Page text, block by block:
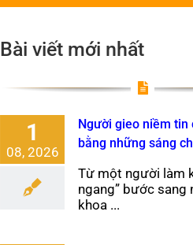
Bài viết mới nhất
1
08, 2026
Người gieo niềm tin
bằng những sáng
Từ một người làm
ngang” bước sang
khoa ...